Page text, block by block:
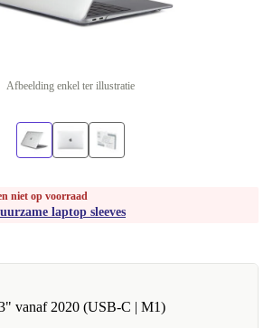
Afbeelding enkel ter illustratie
niet op voorraad
laptop sleeves
vanaf 2020 (USB-C | M1)